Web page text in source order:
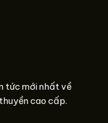
tức mới nhất về
cao cấp.